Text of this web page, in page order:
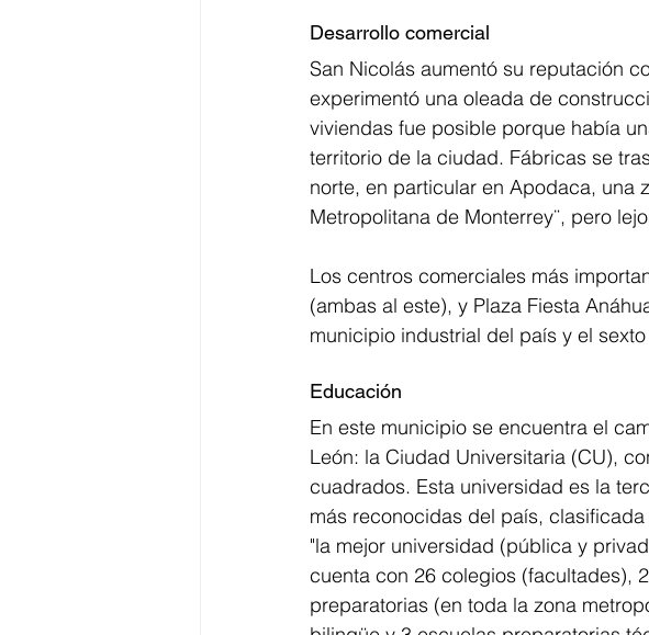
Desarrollo comercial
San Nicolás aumentó su reputación
experimentó una oleada de
viviendas fue posible porque había
territorio de la ciudad. Fábricas se
norte, en particular en Apodaca, una
Metropolitana de Monterrey¨, pero
Los centros comerciales más
(ambas al este), y Plaza Fiesta
municipio industrial del país y el
Educación
En este municipio se encuentra el
León: la Ciudad Universitaria (CU),
cuadrados. Esta universidad es la
más reconocidas del país,
"la mejor universidad (pública y
cuenta con 26 colegios (facultades),
preparatorias (en toda la zona